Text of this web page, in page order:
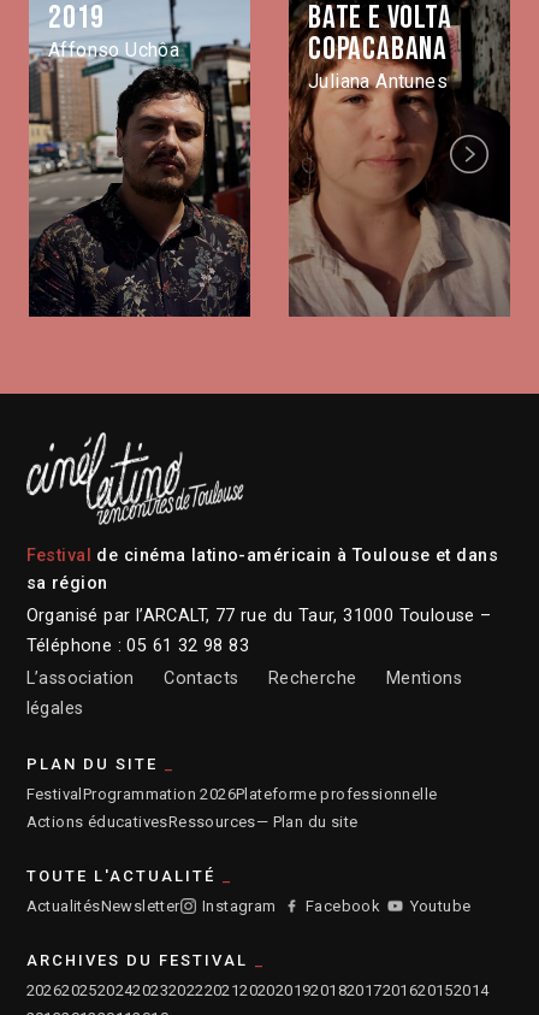
2019
Affonso Uchôa
Bate e volta
Copacabana
Juliana Antunes
Next
Festival
de cinéma latino-américain à Toulouse et dans
sa région
Organisé par l’ARCALT, 77 rue du Taur, 31000 Toulouse –
Téléphone : 05 61 32 98 83
L’association
Contacts Recherche
Mentions
légales
PLAN DU SITE
Festival Programmation 2026Plateforme professionnelle
Actions éducativesRessources— Plan du site
TOUTE L'ACTUALITÉ
ActualitésNewsletter Instagram Facebook Youtube
ARCHIVES DU FESTIVAL
2026202520242023202220212020201920182017201620152014